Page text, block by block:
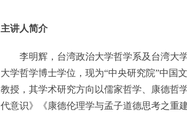
主讲人简介
李明辉，台湾政治大学哲学系及台湾大学
大学哲学博士学位，现为“中央研究院”中国
教授，其学术研究方向以儒家哲学、康德哲
代意识》《康德伦理学与孟子道德思考之重